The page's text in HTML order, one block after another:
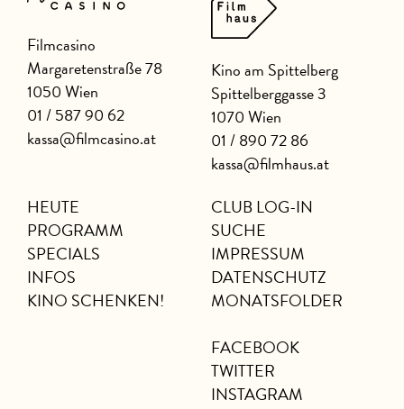
Filmcasino
Margaretenstraße 78
1050 Wien
01 / 587 90 62
kassa@filmcasino.at
Kino am Spittelberg
Spittelberggasse 3
1070 Wien
01 / 890 72 86
kassa@filmhaus.at
HEUTE
PROGRAMM
SPECIALS
INFOS
KINO SCHENKEN!
CLUB LOG-IN
SUCHE
IMPRESSUM
DATENSCHUTZ
MONATSFOLDER
FACEBOOK
TWITTER
INSTAGRAM